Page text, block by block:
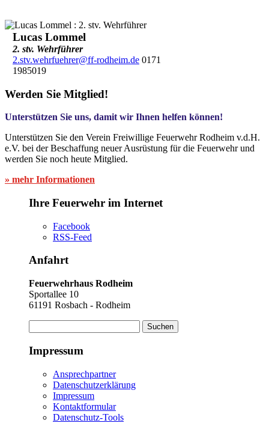
Lucas Lommel
2. stv. Wehrführer
2.stv.wehrfuehrer@ff-rodheim.de0171
1985019
Werden Sie Mitglied!
Unterstützen Sie uns, damit wir Ihnen helfen können!
Unterstützen Sie den Verein Freiwillige Feuerwehr Rodheim v.d.H.
e.V. bei der Beschaffung neuer Ausrüstung für die Feuerwehr und
werden Sie noch heute Mitglied.
» mehr Informationen
Ihre Feuerwehr im Internet
Facebook
RSS-Feed
Anfahrt
Feuerwehrhaus Rodheim
Sportallee 10
61191 Rosbach - Rodheim
nach:
Impressum
Ansprechpartner
Datenschutzerklärung
Impressum
Kontaktformular
Datenschutz-Tools